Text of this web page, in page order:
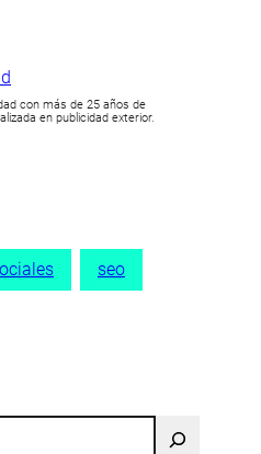
con más de 25 años de
en publicidad exterior.
seo